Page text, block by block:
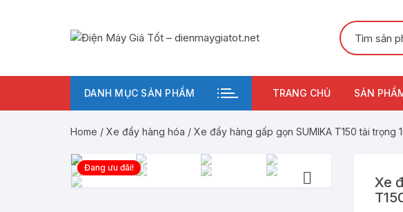
DANH MỤC SẢN PHẨM TRANG CHỦ SẢN
Home / Xe đẩy hàng hóa / Xe đẩy hàng gấp gọn SUMIKA T150 tải trọng
Đang ưu đãi!
Xe